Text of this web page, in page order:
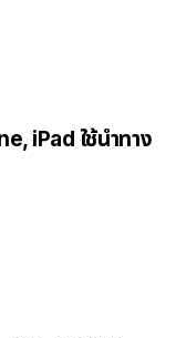
iPad ใช้นำทาง